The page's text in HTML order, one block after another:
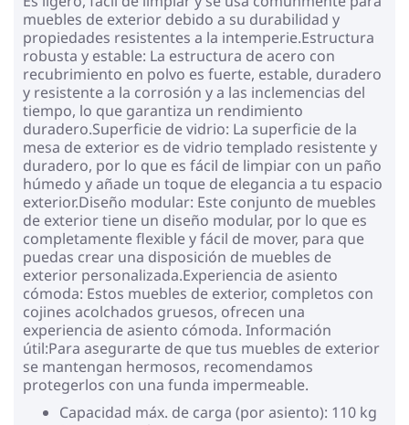
muebles de exterior debido a su durabilidad y
propiedades resistentes a la intemperie.Estructura
robusta y estable: La estructura de acero con
recubrimiento en polvo es fuerte, estable, duradero
y resistente a la corrosión y a las inclemencias del
tiempo, lo que garantiza un rendimiento
duradero.Superficie de vidrio: La superficie de la
mesa de exterior es de vidrio templado resistente y
duradero, por lo que es fácil de limpiar con un paño
húmedo y añade un toque de elegancia a tu espacio
exterior.Diseño modular: Este conjunto de muebles
de exterior tiene un diseño modular, por lo que es
completamente flexible y fácil de mover, para que
puedas crear una disposición de muebles de
exterior personalizada.Experiencia de asiento
cómoda: Estos muebles de exterior, completos con
cojines acolchados gruesos, ofrecen una
experiencia de asiento cómoda. Información
útil:Para asegurarte de que tus muebles de exterior
se mantengan hermosos, recomendamos
protegerlos con una funda impermeable.
Capacidad máx. de carga (por asiento): 110 kg